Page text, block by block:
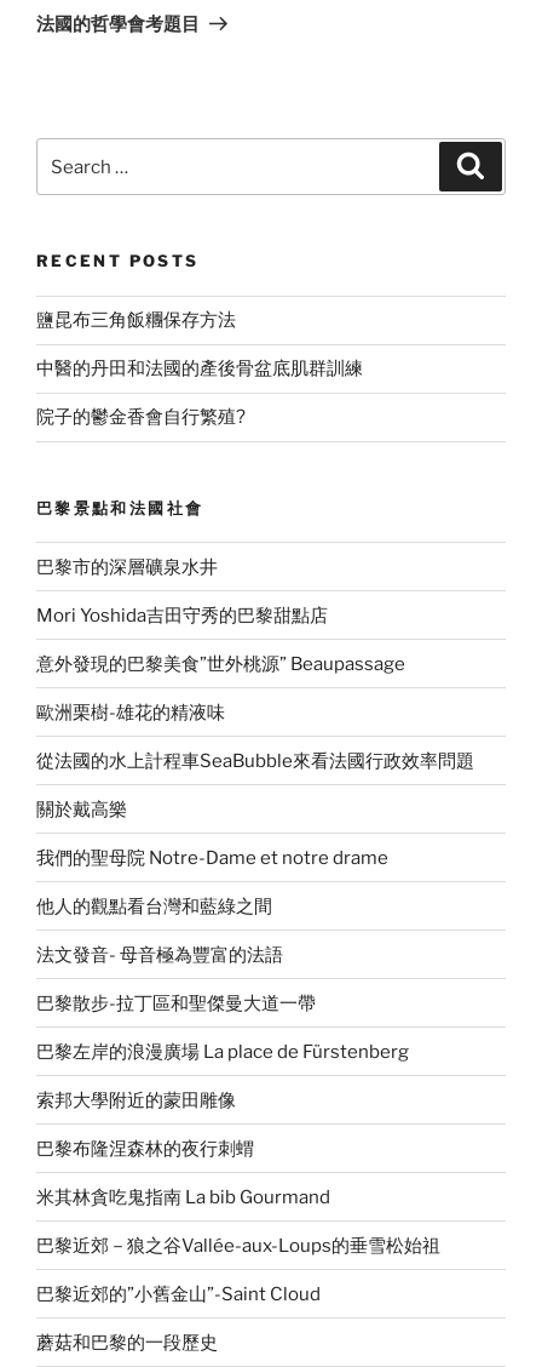
Post
法國的哲學會考題目
for:
RECENT POSTS
鹽昆布三角飯糰保存方法
中醫的丹田和法國的產後骨盆底肌群訓練
院子的鬱金香會自行繁殖?
巴黎景點和法國社會
巴黎市的深層礦泉水井
Mori Yoshida吉田守秀的巴黎甜點店
意外發現的巴黎美食”世外桃源” Beaupassage
歐洲栗樹-雄花的精液味
從法國的水上計程車SeaBubble來看法國行政效率問題
關於戴高樂
我們的聖母院 Notre-Dame et notre drame
他人的觀點看台灣和藍綠之間
法文發音- 母音極為豐富的法語
巴黎散步-拉丁區和聖傑曼大道一帶
巴黎左岸的浪漫廣場 La place de Fürstenberg
索邦大學附近的蒙田雕像
巴黎布隆涅森林的夜行刺蝟
米其林貪吃鬼指南 La bib Gourmand
巴黎近郊－狼之谷Vallée-aux-Loups的垂雪松始祖
巴黎近郊的”小舊金山”-Saint Cloud
蘑菇和巴黎的一段歷史